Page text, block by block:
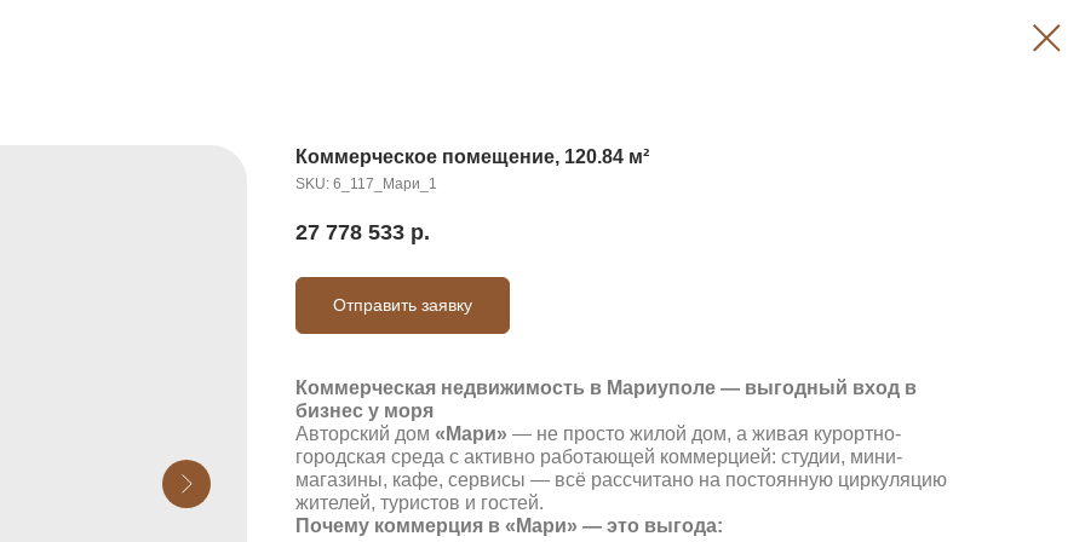
Коммерческое помещение, 120.84 м²
SKU: 6_117_Мари_1
27 778 533 р.
Отправить заявку
Коммерческая недвижимость в Мариуполе — выгодный вход в
бизнес у моря
Авторский дом «Мари» — не просто жилой дом, а живая курортно-
городская среда с активно работающей коммерцией: студии, мини-
магазины, кафе, сервисы — всё рассчитано на постоянную циркуляцию
жителей, туристов и гостей.
Почему коммерция в «Мари» — это выгода: